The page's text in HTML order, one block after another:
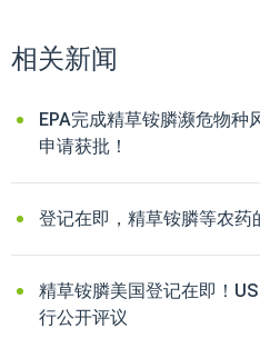
相关新闻
EPA完成精草铵膦濒危物
申请获批！
登记在即，精草铵膦等农药
精草铵膦美国登记在即！
行公开评议